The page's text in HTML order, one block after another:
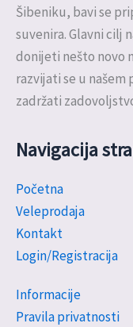
Šibeniku, bavi se
suvenira. Glavni cilj
donijeti nešto novo
razvijati se u
zadržati
Navigacija
Početna
Veleprodaja
Kontakt
Login/Registracija
Informacije
Pravila privatnosti